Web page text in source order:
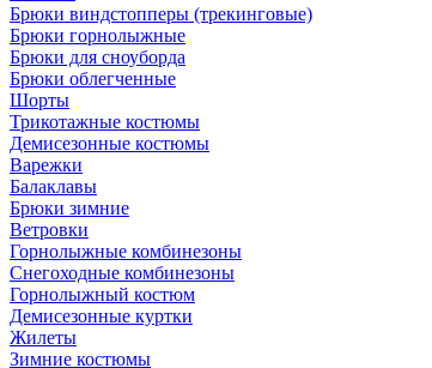
Брюки виндстопперы (трекинговые)
Брюки горнолыжные
Брюки для сноуборда
Брюки облегченные
Шорты
Трикотажные костюмы
Демисезонные костюмы
Варежки
Балаклавы
Брюки зимние
Ветровки
Горнолыжные комбинезоны
Снегоходные комбинезоны
Горнолыжный костюм
Демисезонные куртки
Жилеты
Зимние костюмы